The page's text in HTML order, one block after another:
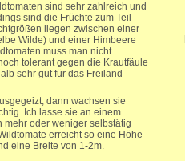
sind sehr zahlreich und
sind die Früchte zum Teil
liegen zwischen einer
Wilde) und einer Himbeere
muss man nicht
tolerant gegen die Krautfäule
sehr gut für das Freiland
dann wachsen sie
Ich lasse sie an einem
mehr oder weniger selbstätig
erreicht so eine Höhe
eine Breite von 1-2m.